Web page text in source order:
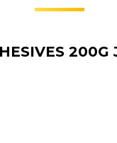
200G